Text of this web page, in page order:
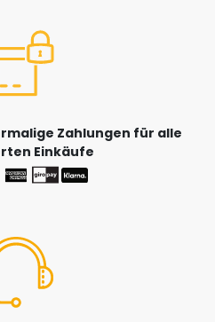
Zahlungen für alle
Einkäufe